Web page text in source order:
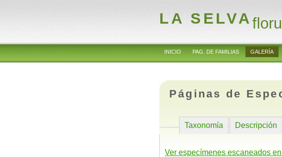
LA SELVA
INICIO PAG. DE FAMILIAS GALERÍA
Páginas de
Taxonomía Descripción
Ver especímenes escaneados